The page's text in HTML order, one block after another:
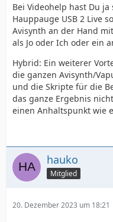
Bei Videohelp hast Du
Hauppauge USB 2 Live
Avisynth an der Hand
als Jo oder Ich oder ein
Hybrid: Ein weiterer
die ganzen Avisynth/
und die Skripte für die
das ganze Ergebnis
einen Anhaltspunkt wie
hauko
Mitglied
20. Dezember 2023 um 18:21